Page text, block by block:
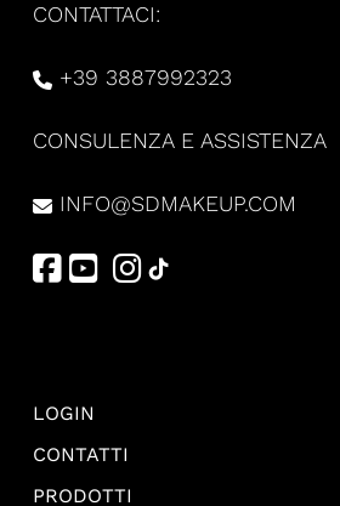
CONTATTACI:
+39 3887992323
CONSULENZA E ASSISTENZA
INFO@SDMAKEUP.COM
LOGIN
CONTATTI
PRODOTTI